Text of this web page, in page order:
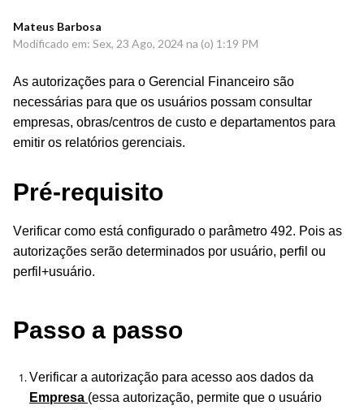
Mateus Barbosa
Modificado em: Sex, 23 Ago, 2024 na (o) 1:19 PM
As autorizações para o Gerencial Financeiro são
necessárias para que os usuários possam consultar
empresas, obras/centros de custo e departamentos para
emitir os relatórios gerenciais.
Pré-requisito
Verificar como está configurado o parâmetro 492. Pois as
autorizações serão determinados por usuário, perfil ou
perfil+usuário.
Passo a passo
Verificar a autorização para acesso aos dados da
Empresa (essa autorização, permite que o usuário